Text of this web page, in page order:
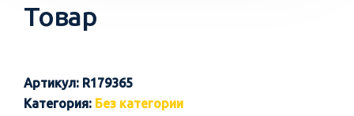
Товар
Артикул: R179365
Категория: Без категории